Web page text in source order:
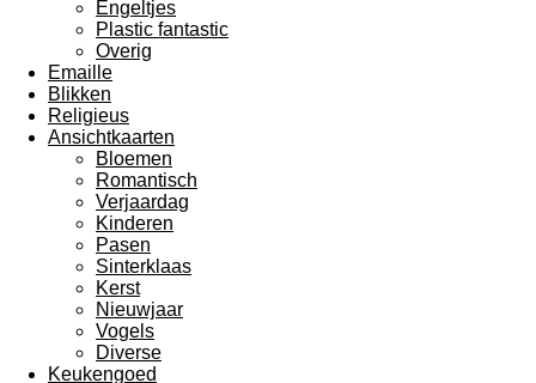
Engeltjes
Plastic fantastic
Overig
Emaille
Blikken
Religieus
Ansichtkaarten
Bloemen
Romantisch
Verjaardag
Kinderen
Pasen
Sinterklaas
Kerst
Nieuwjaar
Vogels
Diverse
Keukengoed